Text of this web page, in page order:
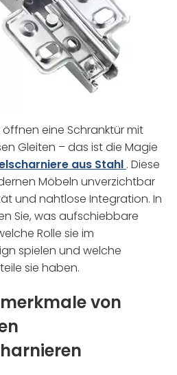
öffnen eine Schranktür mit
Gleiten – das ist die Magie
aus Stahl . Diese
Möbeln unverzichtbar
und nahtlose Integration. In
Sie, was aufschiebbare
Rolle sie im
spielen und welche
sie haben.
von